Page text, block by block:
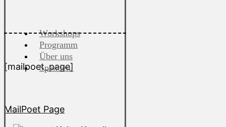
Workshops
Programm
Über uns
Spenden!
[mailpoet_page]
MailPoet Page